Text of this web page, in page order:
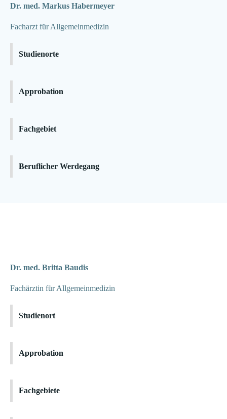
Dr. med. Markus Habermeyer
Facharzt für Allgemeinmedizin
Studienorte
Approbation
Fachgebiet
Beruflicher Werdegang
Dr. med. Britta Baudis
Fachärztin für Allgemeinmedizin
Studienort
Approbation
Fachgebiete